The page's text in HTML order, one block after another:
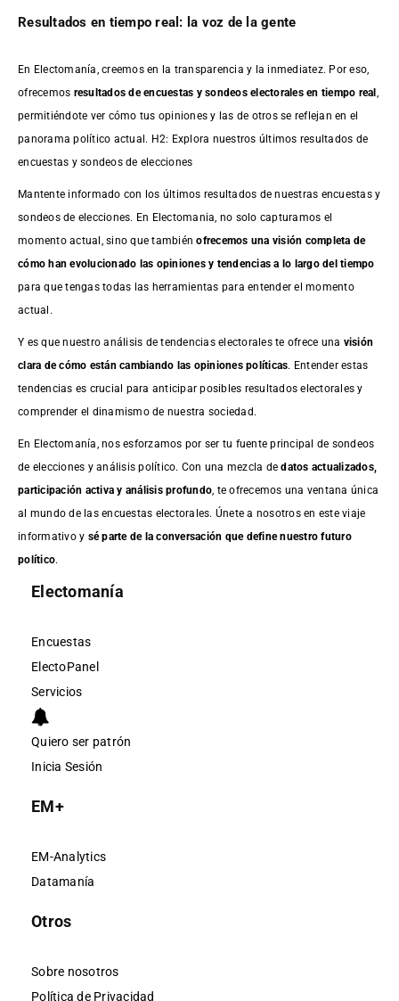
Resultados en tiempo real: la voz de la gente
En Electomanía, creemos en la transparencia y la inmediatez. Por eso,
ofrecemos resultados deencuestas y sondeos electorales en tiempo real
permitiéndote ver cómo tus opiniones y las de otros se reflejan en el
panorama político actual. H2: Explora nuestros últimos resultados de
encuestas y sondeos de elecciones
Mantente informado con los últimos resultados de nuestras encuestasy
sondeos de elecciones. En Electomania, no solo capturamos el
momento actual, sino que tambiénofrecemos una visión completa de
cómo han evolucionado las opiniones y tendencias a lo largo del tiempo
para que tengas todas las herramientas para entender el momento
actual.
Y es que nuestro análisis de tendencias electorales te ofrece una visión
clara de cómo están cambiando las opiniones políticas. Entender estas
tendencias es crucial para anticipar posibles resultados electorales y
comprender el dinamismo de nuestra sociedad.
En Electomanía, nos esforzamos por ser tu fuente principal de sondeos
de elecciones y análisis político. Con una mezcla dedatos actualizados,
participación activa y análisis profundo , te ofrecemos una ventana única
al mundo de las encuestas electorales. Únete a nosotros en este viaje
informativo y sé parte de la conversación que define nuestro futuro
político.
Electomanía
Encuestas
ElectoPanel
Servicios
Quiero ser patrón
Inicia Sesión
EM+
EM-Analytics
Datamanía
Otros
Sobre nosotros
Política de Privacidad